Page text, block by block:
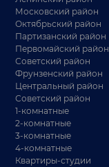
Московский район
Октябрьский район
Партизанский район
Первомайский район
Советский район
Фрунзенский район
Центральный район
Советский район
1-комнатные
2-комнатные
3-комнатные
4-комнатные
Квартиры-студии